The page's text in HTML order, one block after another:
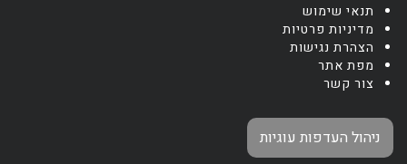
תנאי שימוש
מדיניות פרטיות
הצהרת נגישות
מפת אתר
צור קשר
ניהול העדפות עוגיות